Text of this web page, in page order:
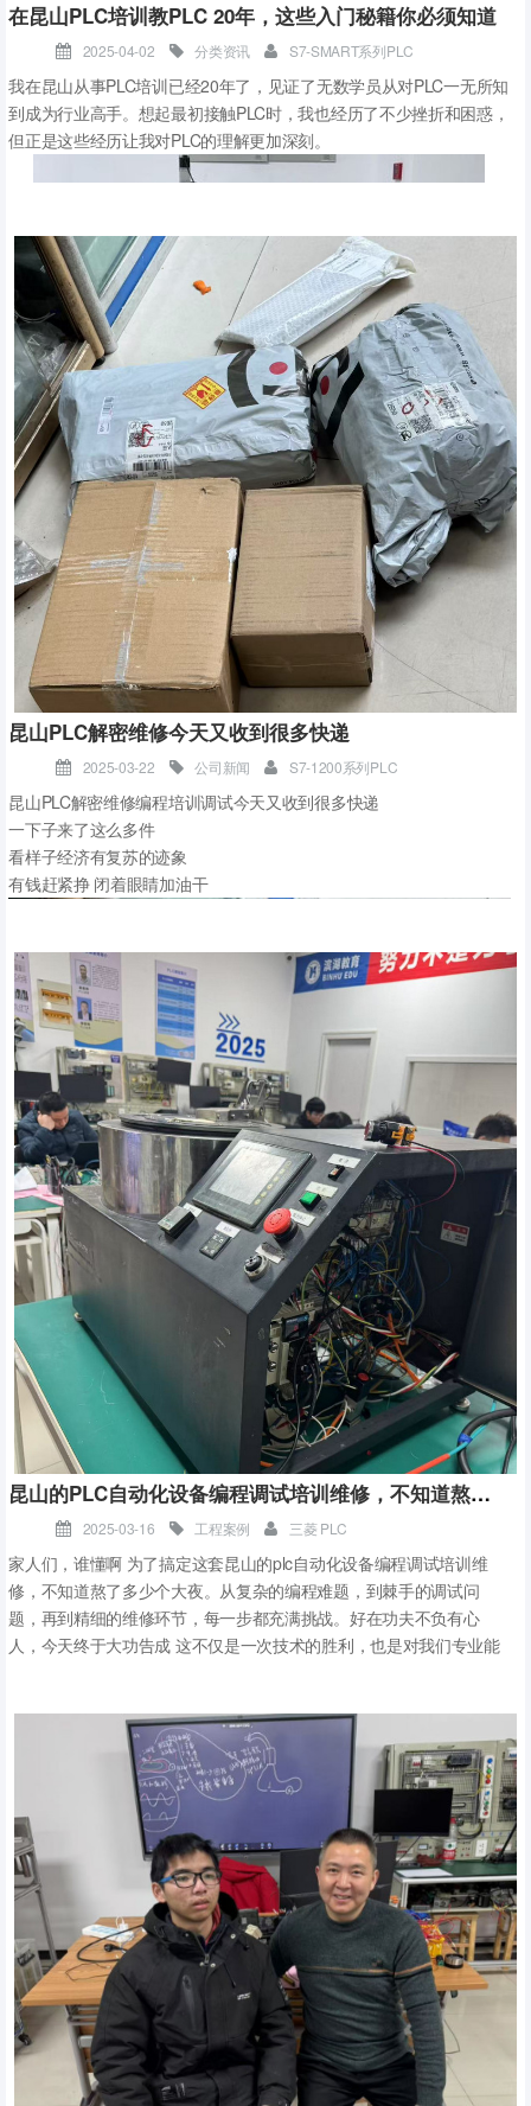
在昆山PLC培训教PLC 20年，这些入门秘籍你必须知道
2025-04-02 分类资讯 S7-SMART系列PLC
我在昆山从事PLC培训已经20年了，见证了无数学员从对PLC一无所知
到成为行业高手。想起最初接触PLC时，我也经历了不少挫折和困惑，
但正是这些经历让我对PLC的理解更加深刻。
我在昆山从事PLC培训已经20年了，见证了无数学员从对PLC一无所知
到成为行业高手。想起最初接触PLC时，我也经历了不少挫折和困惑，
但正是这些经历让我对PLC的理解更加深刻。
在这20年的教学过程中，我总结了一些PLC基础入门的关键要点，希
望能对想要学习PLC的朋友们有所帮助。
【PLC基础入门教程】
了解PLC的基本概念：PLC（可编程逻辑控制器）是一种专门为工业环
境应用而设计的数字运算操作电子系统。它采用一种可编程的存储
器，在其内部存储执行逻辑运算、顺序控制、定时、计数和算术运算
等操作的指令，通过数字式或模拟式的输入输出来控制各种类型的机
械设备或生产过程。
掌握PLC的硬件组成：PLC的硬件主要由中央处理器（CPU）、存储
器、输入单元、输出单元、通信接口、电源等部分组成。了解这些硬
件的功能和特点，对于学习PLC编程至关重要。
熟悉PLC的编程语言：PLC的编程语言主要有梯形图、指令表、功能块
学习PLC的编程软件：不同品牌的PLC有不同的编程软件，如西门子的
STEP 7、三菱的GX Works等。学习使用编程软件是进行PLC编程的基
础，需要熟悉软件的操作界面、编程指令、调试功能等。
进行实践操作：学习PLC不能只停留在理论上，必须通过实践操作来加
深对知识的理解和掌握。可以通过实验设备或模拟软件进行编程和调
试，提高自己的实际操作能力。
学习PLC需要耐心和毅力，只有不断地学习和实践，才能掌握这门技
术。希望以上内容对大家有所帮助。
昆山中宇工控工业自动化培训机构，成立2004年，专注于工业自动化
技术培训，拥有先进的教学设备和专业的师资团队，为了保证学习效
昆山PLC解密维修今天又收到很多快递
2025-03-22 公司新闻 S7-1200系列PLC
昆山PLC解密维修编程培训调试今天又收到很多快递
一下子来了这么多件
看样子经济有复苏的迹象
有钱赶紧挣 闭着眼睛加油干
昆山的PLC自动化设备编程调试培训维修，不知道熬了多少个大夜
2025-03-16 工程案例 三菱 PLC
家人们，谁懂啊 为了搞定这套昆山的plc自动化设备编程调试培训维
修，不知道熬了多少个大夜。从复杂的编程难题，到棘手的调试问
题，再到精细的维修环节，每一步都充满挑战。好在功夫不负有心
人，今天终于大功告成 这不仅是一次技术的胜利，也是对我们专业能
#昆山PLC自动化 #昆山设备维修 #昆山编程调试 #昆山自动化